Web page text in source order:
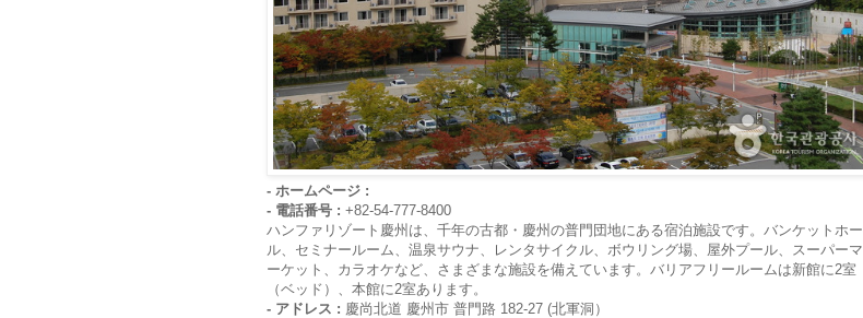
- ホームページ :
- 電話番号 : +82-54-777-8400
ハンファリゾート慶州は、千年の古都・慶州の普門団地にある宿泊施設です。バンケットホー
ル、セミナールーム、温泉サウナ、レンタサイクル、ボウリング場、屋外プール、スーパーマ
ーケット、カラオケなど、さまざまな施設を備えています。バリアフリールームは新館に2室
（ベッド）、本館に2室あります。
- アドレス : 慶尚北道 慶州市 普門路 182-27 (北軍洞）